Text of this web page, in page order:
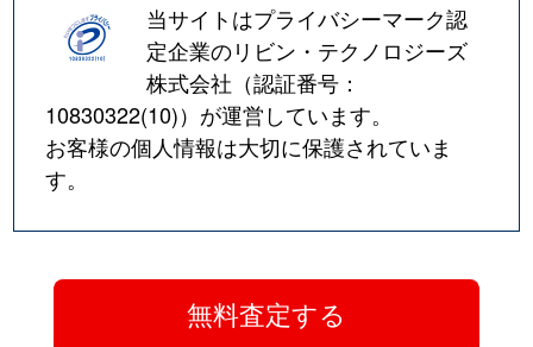
当サイトはプライバシーマーク認
定企業のリビン・テクノロジーズ
株式会社（認証番号：
10830322(10)）が運営しています。
お客様の個人情報は大切に保護されていま
す。